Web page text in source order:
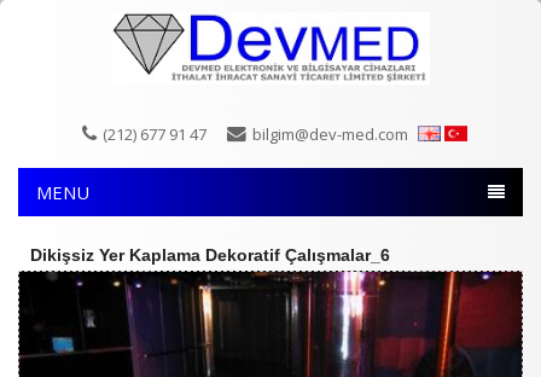
(212) 677 91 47 bilgim@dev-med.com
MENU
Dikişsiz Yer Kaplama Dekoratif Çalışmalar_6